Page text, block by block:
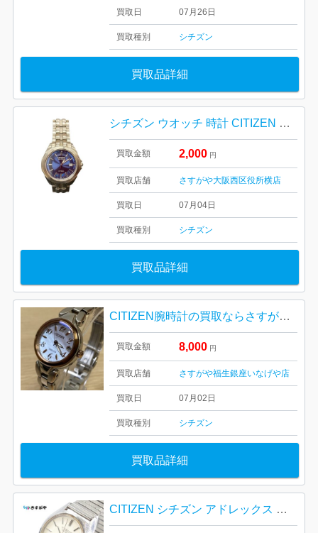
買取日 07月26日
買取種別 シチズン
買取品詳細
シチズン ウオッチ 時計 CITIZEN アテッサ ATTESA
買取金額 2,000 円
買取店舗 さすがや大阪西区役所横店
買取日 07月04日
買取種別 シチズン
買取品詳細
CITIZEN腕時計の買取ならさすがや！|昭島市つつじが丘 | CITIZEN エクシード 腕時計
買取金額 8,000 円
買取店舗 さすがや福生銀座いなげや店
買取日 07月02日
買取種別 シチズン
買取品詳細
CITIZEN シチズン アドレックス デイデイト AT 腕時計